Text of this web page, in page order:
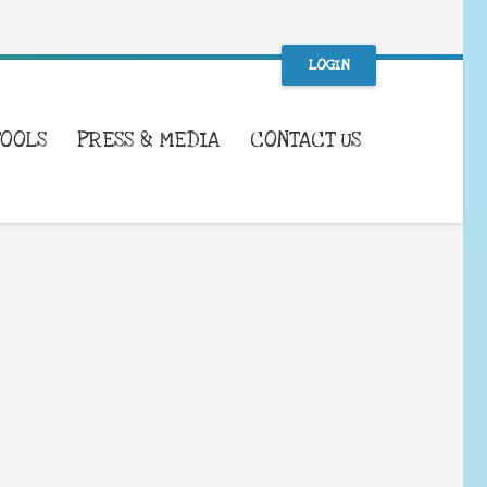
LOGIN
PRESS & MEDIA CONTACT US